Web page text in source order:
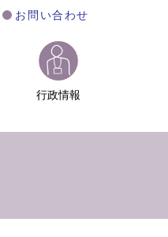
お問い合わせ
行政情報